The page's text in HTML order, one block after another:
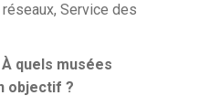
Service des
quels musées
objectif ?